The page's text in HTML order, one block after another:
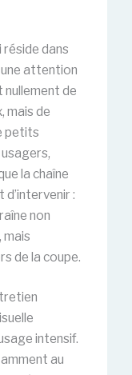
réside dans
attention
nullement de
mais de
petits
la chaîne
:
non
mais
de la coupe.
intensif.
au